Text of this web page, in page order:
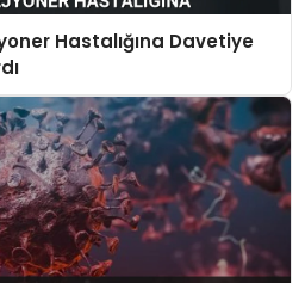
Hastalığına Davetiye